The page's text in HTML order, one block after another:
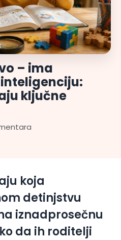
– ima
ključne
koja
detinjstvu
iznadprosečnu
da ih roditelji